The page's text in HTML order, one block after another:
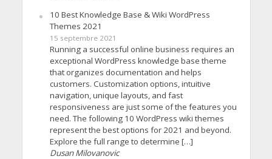
10 Best Knowledge Base & Wiki WordPress
Themes 2021
15 septembre 2021
Running a successful online business requires an
exceptional WordPress knowledge base theme
that organizes documentation and helps
customers. Customization options, intuitive
navigation, unique layouts, and fast
responsiveness are just some of the features you
need. The following 10 WordPress wiki themes
represent the best options for 2021 and beyond.
Explore the full range to determine […]
Dusan Milovanovic